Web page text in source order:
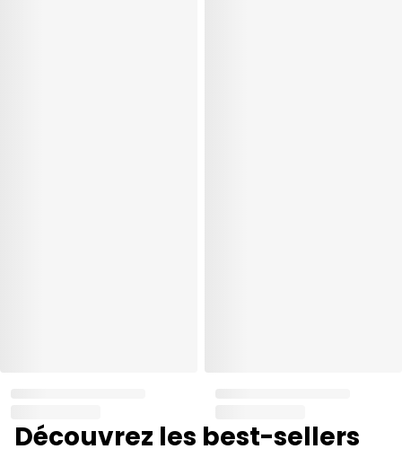
Découvrez les best-sellers